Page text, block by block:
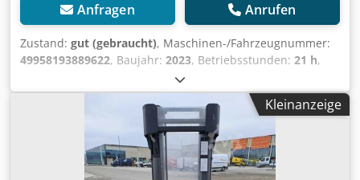
Anfragen Anrufen
Zustand: gut (gebraucht), Maschinen-/Fahrzeugnummer:
49958193889622, Baujahr: 2023, Betriebsstunden: 21 h,
, Hubhöhe:190 mm
elektrisch, Masttyp:Sonstige, Gesamtgewicht:130 kg,
Motortyp: Elektrisch, Hersteller: Toyota Crjdpfx Aaezqb E Ts
Kleinanzeige